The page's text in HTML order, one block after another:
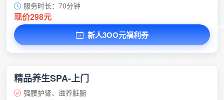
服务时长：70分钟
现价298元
新人3OO元福利券
精品养生SPA-上门
强腰护肾、滋养脏腑